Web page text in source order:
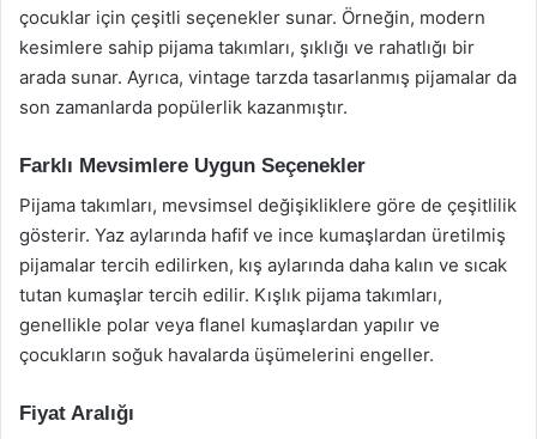
çocuklar için çeşitli seçenekler sunar. Örneğin, modern
kesimlere sahip pijama takımları, şıklığı ve rahatlığı bir
arada sunar. Ayrıca, vintage tarzda tasarlanmış pijamalar da
son zamanlarda popülerlik kazanmıştır.
Farklı Mevsimlere Uygun Seçenekler
Pijama takımları, mevsimsel değişikliklere göre de çeşitlilik
gösterir. Yaz aylarında hafif ve ince kumaşlardan üretilmiş
pijamalar tercih edilirken, kış aylarında daha kalın ve sıcak
tutan kumaşlar tercih edilir. Kışlık pijama takımları,
genellikle polar veya flanel kumaşlardan yapılır ve
çocukların soğuk havalarda üşümelerini engeller.
Fiyat Aralığı